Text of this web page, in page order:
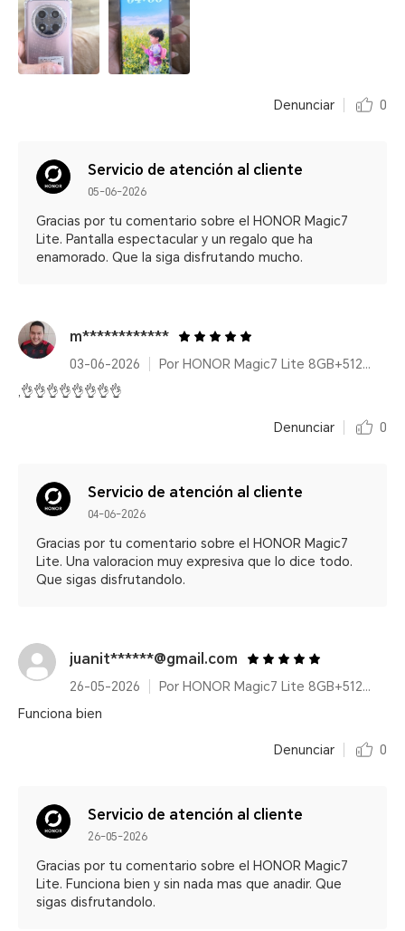
Denunciar 0
Servicio de atención al cliente
05-06-2026
Gracias por tu comentario sobre el HONOR Magic7
Lite. Pantalla espectacular y un regalo que ha
enamorado. Que la siga disfrutando mucho.
m************
03-06-2026
Por HONOR Magic7 Lite 8GB+512GB Titanium Purple
,👌👌👌👌👌👌👌👌
Denunciar 0
Servicio de atención al cliente
04-06-2026
Gracias por tu comentario sobre el HONOR Magic7
Lite. Una valoracion muy expresiva que lo dice todo.
Que sigas disfrutandolo.
juanit******@gmail.com
26-05-2026
Por HONOR Magic7 Lite 8GB+512GB Titanium Purple
Funciona bien
Denunciar 0
Servicio de atención al cliente
26-05-2026
Gracias por tu comentario sobre el HONOR Magic7
Lite. Funciona bien y sin nada mas que anadir. Que
sigas disfrutandolo.